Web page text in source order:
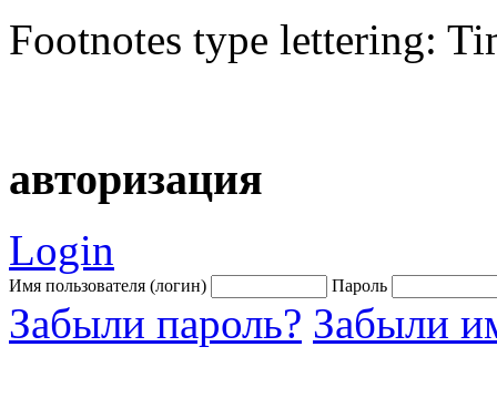
Footnotes type lettering:
авторизация
Login
Имя пользователя (логин) Пароль
Забыли пароль? Забыли